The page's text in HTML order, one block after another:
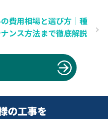
費用相場と選び方｜種
ンス方法まで徹底解説
の工事を